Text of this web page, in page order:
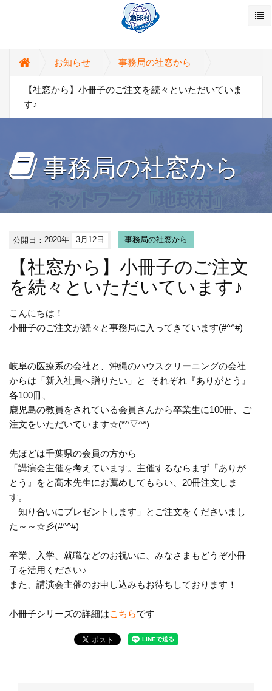
お知らせ 事務局の社窓から
【社窓から】小冊子のご注文を続々といただいていま
す♪
事務局の社窓から
公開日：2020年 3月12日 事務局の社窓から
【社窓から】小冊子のご注文
を続々といただいています♪
こんにちは！
小冊子のご注文が続々と事務局に 入ってきています(#^^#)
岐阜の医療系の会社と、沖縄のハウスクリーニングの会社
からは「新入社員へ贈りたい」と それぞれ『ありがとう』
各100冊、
鹿児島の教員をされている会員さんから卒業生に100冊、ご
注文をいただいています☆(*^▽^*)
先ほどは千葉県の会員の方から
「講演会主催を考えています。主催するならまず『ありが
とう』をと高木先生にお薦めしてもらい、20冊注文しま
す。
知り合いにプレゼントします」とご注文をくださいまし
た～～☆彡(#^^#)
卒業、入学、就職などのお祝いに、みなさまもどうぞ小冊
子を活用ください♪
また、講演会主催のお申し込みもお待ちしております！
小冊子シリーズの詳細はこちらです